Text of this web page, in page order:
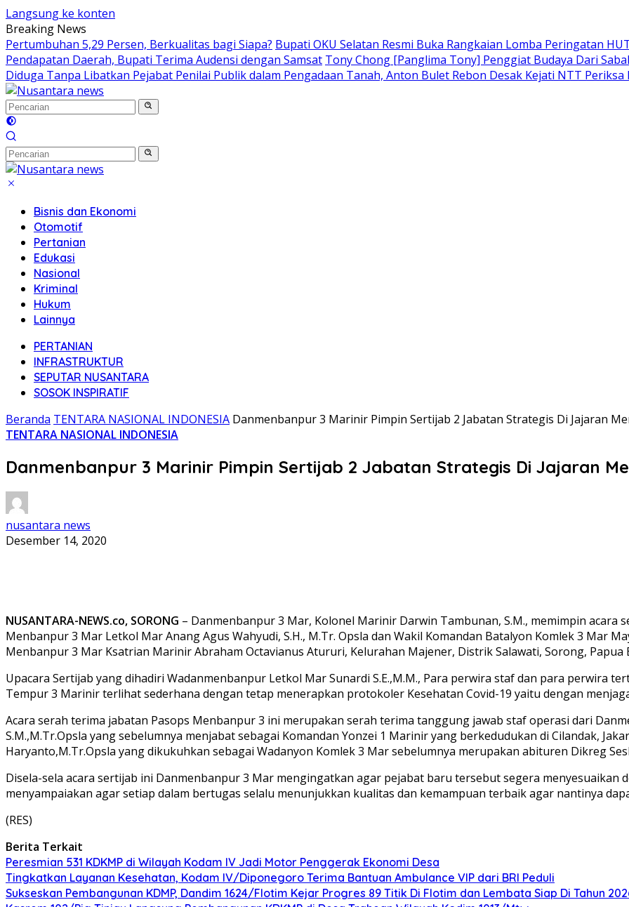
Langsung ke konten
Breaking News
Pertumbuhan 5,29 Persen, Berkualitas bagi Siapa? Bupati OKU Selatan Resmi Buka Rangkaian Lomba Peringatan
Pendapatan Daerah, Bupati Terima Audensi dengan Samsat Tony Chong [Panglima Tony] Penggiat Budaya Dari
Diduga Tanpa Libatkan Pejabat Penilai Publik dalam Pengadaan Tanah, Anton Bulet Rebon Desak Kejati NTT
Bisnis dan Ekonomi
Otomotif
Pertanian
Edukasi
Nasional
Kriminal
Hukum
Lainnya
PERTANIAN
INFRASTRUKTUR
SEPUTAR NUSANTARA
SOSOK INSPIRATIF
Beranda TENTARA NASIONAL INDONESIA Danmenbanpur 3 Marinir Pimpin Sertijab 2 Jabatan Strategis Di Jajaran
TENTARA NASIONAL INDONESIA
Danmenbanpur 3 Marinir Pimpin Sertijab 2 Jabatan Strategis Di Jajaran
nusantara news
Desember 14, 2020
NUSANTARA-NEWS.co, SORONG – Danmenbanpur 3 Mar, Kolonel Marinir Darwin Tambunan, S.M., memimpin acara
Menbanpur 3 Mar Letkol Mar Anang Agus Wahyudi, S.H., M.Tr. Opsla dan Wakil Komandan Batalyon Komlek 3 Mar
Menbanpur 3 Mar Ksatrian Marinir Abraham Octavianus Atururi, Kelurahan Majener, Distrik Salawati, Sorong, Papua
Upacara Sertijab yang dihadiri Wadanmenbanpur Letkol Mar Sunardi S.E.,M.M., Para perwira staf dan para perwira
Tempur 3 Marinir terlihat sederhana dengan tetap menerapkan protokoler Kesehatan Covid-19 yaitu dengan
Acara serah terima jabatan Pasops Menbanpur 3 ini merupakan serah terima tanggung jawab staf operasi dari
S.M.,M.Tr.Opsla yang sebelumnya menjabat sebagai Komandan Yonzei 1 Marinir yang berkedudukan di Cilandak,
Haryanto,M.Tr.Opsla yang dikukuhkan sebagai Wadanyon Komlek 3 Mar sebelumnya merupakan abituren Dikreg
Disela-sela acara sertijab ini Danmenbanpur 3 Mar mengingatkan agar pejabat baru tersebut segera menyesuaikan
menyampaiakan agar setiap dalam bertugas selalu menunjukkan kualitas dan kemampuan terbaik agar nantinya
(RES)
Berita Terkait
Peresmian 531 KDKMP di Wilayah Kodam IV Jadi Motor Penggerak Ekonomi Desa
Tingkatkan Layanan Kesehatan, Kodam IV/Diponegoro Terima Bantuan Ambulance VIP dari BRI Peduli
Sukseskan Pembangunan KDMP, Dandim 1624/Flotim Kejar Progres 89 Titik Di Flotim dan Lembata Siap Di Tahun